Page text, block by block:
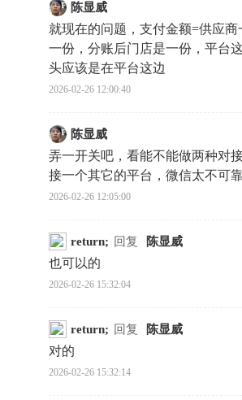
陈显威
就现在的问题，支付金额=供应
一份，分账后门店是一份，平台
头应该是在平台这边
2026-02-26 12:00:40
陈显威
弄一开关吧，看能不能做两种对
接一个其它的平台，微信太不可
2026-02-26 12:05:00
return; 回复 陈显威
也可以的
2026-02-26 15:32:04
return; 回复 陈显威
对的
2026-02-26 15:32:14